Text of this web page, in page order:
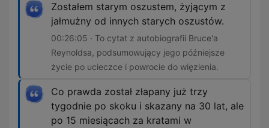
Zostałem starym oszustem, żyjącym z
jałmużny od innych starych oszustów.
00:26:05 · To cytat z autobiografii Bruce'a
Reynoldsa, podsumowujący jego późniejsze
życie po ucieczce i powrocie do więzienia.
Co prawda został złapany już trzy
tygodnie po skoku i skazany na 30 lat, ale
po 15 miesiącach za kratami w